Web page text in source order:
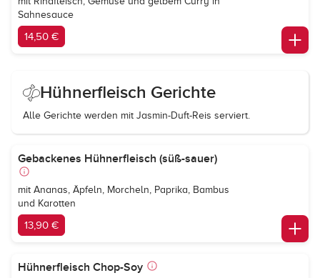
Sahnesauce
14,50 €
Hühnerfleisch Gerichte
Alle Gerichte werden mit Jasmin-Duft-Reis serviert.
Gebackenes Hühnerfleisch (süß-sauer)
mit Ananas, Äpfeln, Morcheln, Paprika, Bambus
und Karotten
13,90 €
Hühnerfleisch Chop-Soy